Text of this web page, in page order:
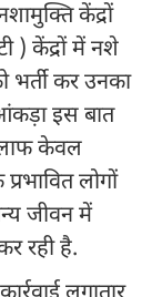
केंद्रों
) केंद्रों में नशे
भर्ती कर उनका
इस बात
केवल
लोगों
जीवन में
रही है.